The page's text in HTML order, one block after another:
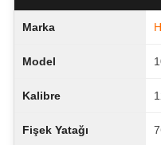
Marka
Model
Kalibre
Fişek Yatağı